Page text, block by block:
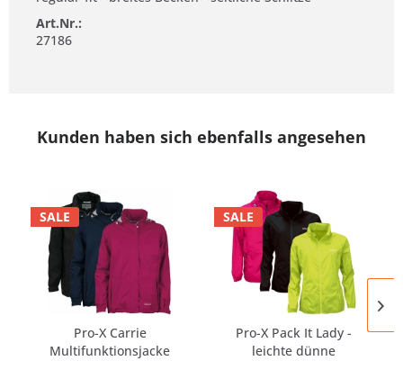
Art.Nr.:
27186
Kunden haben sich ebenfalls angesehen
SALE
Pro-X Carrie
Multifunktionsjacke
SALE
Pro-X Pack It Lady -
leichte dünne